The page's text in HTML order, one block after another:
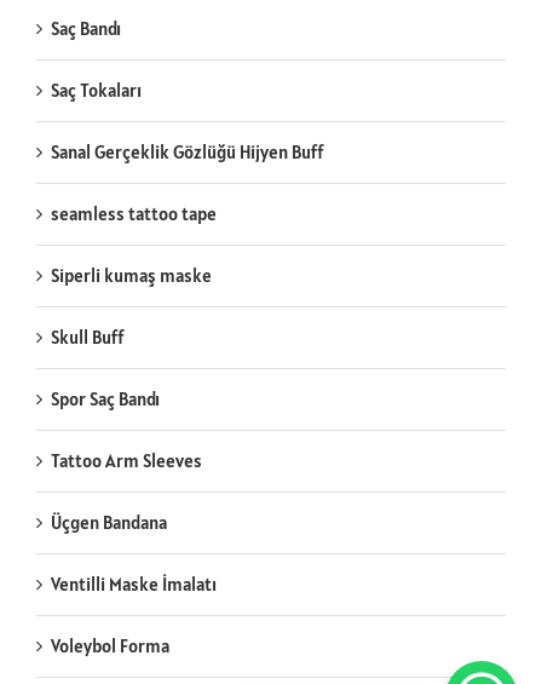
Saç Bandı
Saç Tokaları
Sanal Gerçeklik Gözlüğü Hijyen Buff
seamless tattoo tape
Siperli kumaş maske
Skull Buff
Spor Saç Bandı
Tattoo Arm Sleeves
Üçgen Bandana
Ventilli Maske İmalatı
Voleybol Forma